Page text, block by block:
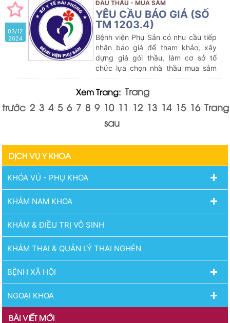
2024-2025
03/12
2024
ĐẤU THẦU - MUA SẮM
YÊU CẦU BÁO GIÁ (SỐ
TM 1203.4)
Bệnh viện Phụ Sản có nhu cầu tiếp
nhận báo giá để tham khảo, xây
dựng giá gói thầu, làm cơ sở tổ
chức lựa chọn nhà thầu mua sắm
gói thầu dự kiến:Mua sắmHoá chất
xét nghiệmcủa Bệnh viện Phụ Sản
năm 2024-2025
Xem Trang: Trang
trước 2 3 4 5 6 7 8 9 10 11 12 13 14 15 16 Trang
sau
DỊCH VỤ Y KHOA
KHÓA VÚ - PHỤ KHOA
KHÁM NAM KHOA
KHÁM & ĐIỀU TRỊ VÔ SINH
KHÁM THAI & QUẢN LÝ THAI NGHÉN
BỆNH XÃ HỘI
NGOẠI KHOA
BÀI VIẾT MỚI